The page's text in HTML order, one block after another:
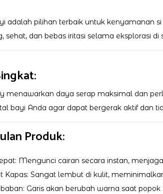
adalah pilihan terbaik untuk kenyamanan
sehat, dan bebas iritasi selama eksplorasi
menawarkan daya serap maksimal dan
bayi Anda agar dapat bergerak aktif dan
Produk:
Mengunci cairan secara instan,
Kapas: Sangat lembut di kulit,
Garis akan berubah warna saat